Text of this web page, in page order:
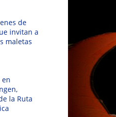
de
invitan a
maletas
en
la Ruta